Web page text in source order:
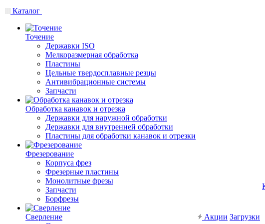
Каталог
Точение
Державки ISO
Мелкоразмерная обработка
Пластины
Цельные твердосплавные резцы
Антивибрационные системы
Запчасти
Обработка канавок и отрезка
Державки для наружной обработки
Державки для внутренней обработки
Пластины для обработки канавок и отрезки
Фрезерование
Корпуса фрез
Фрезерные пластины
Монолитные фрезы
Запчасти
Борфрезы
Сверление
Акции Загрузки